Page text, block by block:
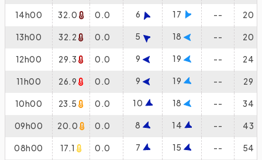
14h00 32.0 0.0 6 17 -- 20
13h00 32.2 0.0 5 18 -- 20
12h00 29.3 0.0 9 19 -- 24
11h00 26.9 0.0 9 19 -- 29
10h00 23.5 0.0 10 18 -- 34
09h00 20.0 0.0 8 14 -- 43
08h00 17.1 0.0 7 15 -- 54